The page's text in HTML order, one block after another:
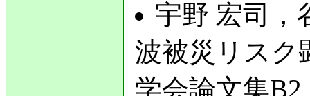
宇野 宏司，
波被災リスク
学会論文集